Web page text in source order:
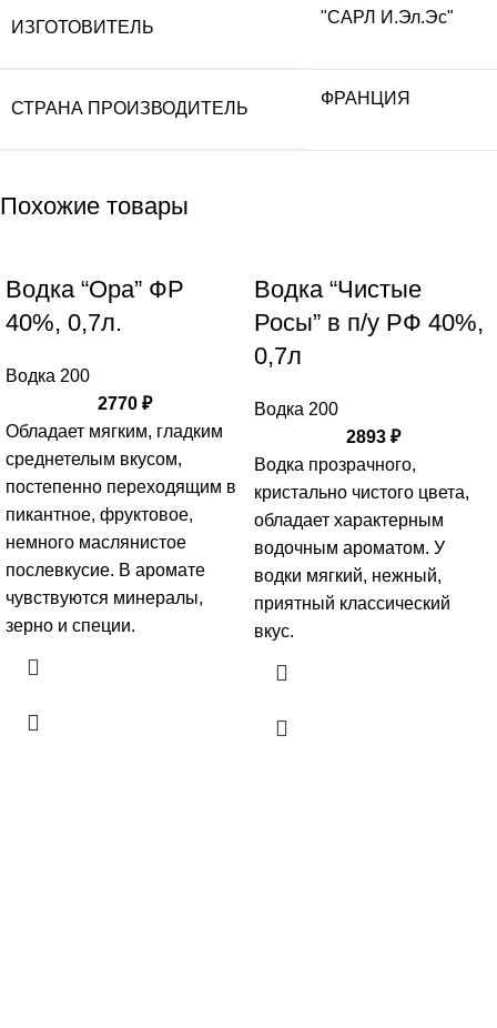
ИЗГОТОВИТЕЛЬ
"САРЛ И.Эл.Эс"
СТРАНА ПРОИЗВОДИТЕЛЬ
ФРАНЦИЯ
Похожие товары
Водка “Ора” ФР
40%, 0,7л.
Водка 200
2770 ₽
Обладает мягким, гладким
среднетелым вкусом,
постепенно переходящим в
пикантное, фруктовое,
немного маслянистое
послевкусие. В аромате
чувствуются минералы,
зерно и специи.
Водка “Чистые
Росы” в п/у РФ 40%,
0,7л
Водка 200
2893 ₽
Водка прозрачного,
кристально чистого цвета,
обладает характерным
водочным ароматом. У
водки мягкий, нежный,
приятный классический
вкус.